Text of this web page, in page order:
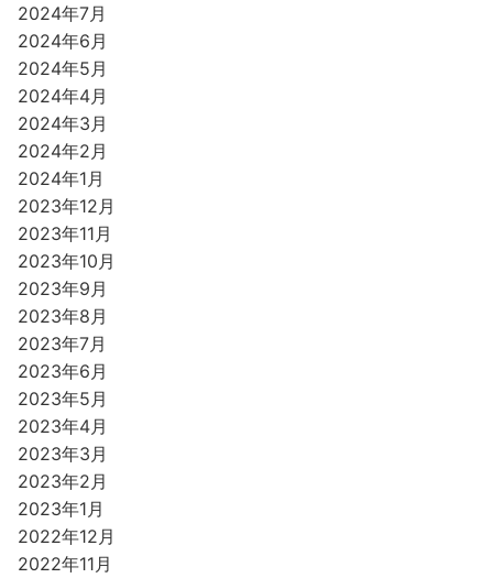
2024年7月
2024年6月
2024年5月
2024年4月
2024年3月
2024年2月
2024年1月
2023年12月
2023年11月
2023年10月
2023年9月
2023年8月
2023年7月
2023年6月
2023年5月
2023年4月
2023年3月
2023年2月
2023年1月
2022年12月
2022年11月